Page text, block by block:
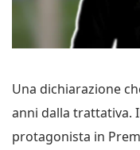
Una dichiarazione
anni dalla trattativa.
protagonista in